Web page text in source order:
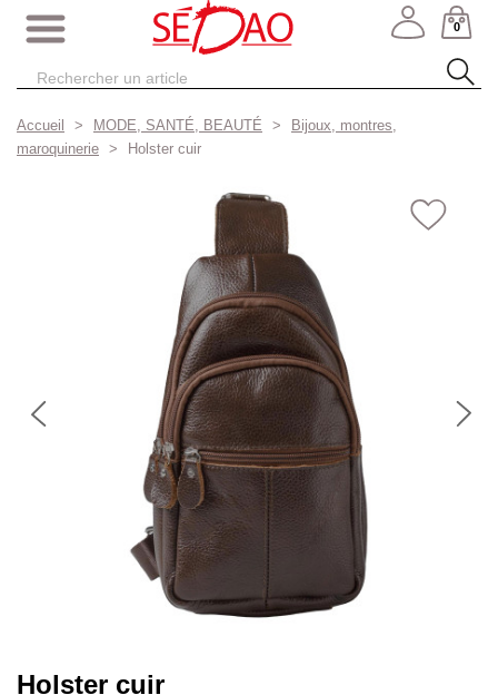
0
Accueil MODE, SANTÉ, BEAUTÉ
Bijoux, montres,
maroquinerie
Holster cuir
Holster cuir